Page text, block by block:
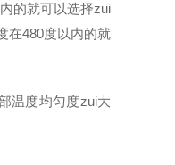
的就可以选择zui
在480度以内的就
温度均匀度zui大